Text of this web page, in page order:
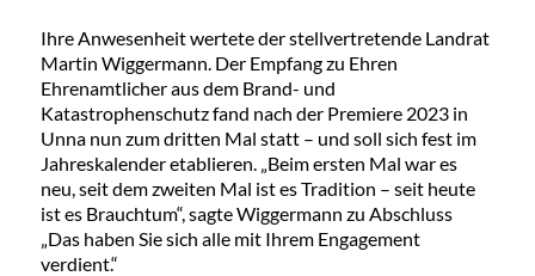
Ihre Anwesenheit wertete der stellvertretende Landrat
Martin Wiggermann. Der Empfang zu Ehren
Ehrenamtlicher aus dem Brand- und
Katastrophenschutz fand nach der Premiere 2023 in
Unna nun zum dritten Mal statt – und soll sich fest im
Jahreskalender etablieren. „Beim ersten Mal war es
neu, seit dem zweiten Mal ist es Tradition – seit heute
ist es Brauchtum“, sagte Wiggermann zu Abschluss
„Das haben Sie sich alle mit Ihrem Engagement
verdient.“